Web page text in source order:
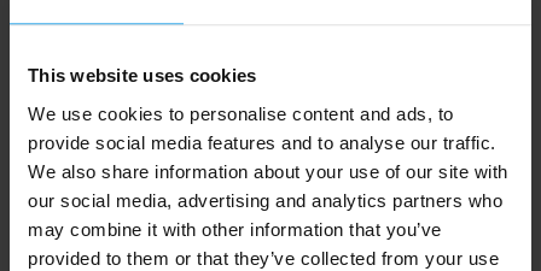
This website uses cookies
We use cookies to personalise content and ads, to
provide social media features and to analyse our traffic.
We also share information about your use of our site with
our social media, advertising and analytics partners who
may combine it with other information that you’ve
provided to them or that they’ve collected from your use
Projektant jako opiekun projektu w trakcie wdrożenia
Dlaczego ważne jest testowanie na etapie wdrożenia?
Część praktyczna – przeprowadzenie
przykładowego warsztatu